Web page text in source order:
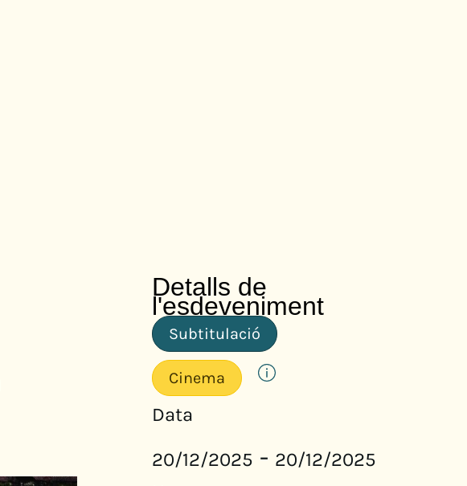
Detalls de
l'esdeveniment
Subtitulació
Cinema
Data
20/12/2025 - 20/12/2025